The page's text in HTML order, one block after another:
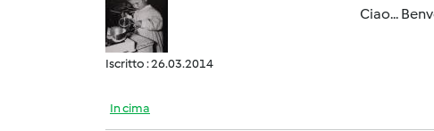
Iscritto : 26.03.2014
Ciao...
In cima